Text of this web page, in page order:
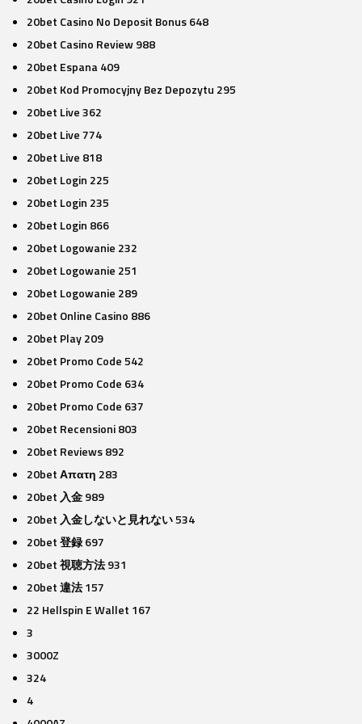
20bet Casino No Deposit Bonus 648
20bet Casino Review 988
20bet Espana 409
20bet Kod Promocyjny Bez Depozytu 295
20bet Live 362
20bet Live 774
20bet Live 818
20bet Login 225
20bet Login 235
20bet Login 866
20bet Logowanie 232
20bet Logowanie 251
20bet Logowanie 289
20bet Online Casino 886
20bet Play 209
20bet Promo Code 542
20bet Promo Code 634
20bet Promo Code 637
20bet Recensioni 803
20bet Reviews 892
20bet Απατη 283
20bet 入金 989
20bet 入金しないと見れない 534
20bet 登録 697
20bet 視聴方法 931
20bet 違法 157
22 Hellspin E Wallet 167
3
3000Z
324
4